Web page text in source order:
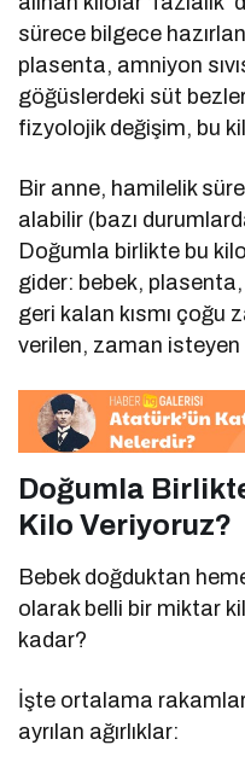
sürece bilgece
plasenta, amniyon
göğüslerdeki süt
fizyolojik değişim, bu
Bir anne, hamilelik
alabilir (bazı
Doğumla birlikte bu
gider: bebek, plasenta,
geri kalan kısmı çoğu
verilen, zaman isteyen
Doğumla
Kilo Veriyoruz?
Bebek doğduktan
olarak belli bir miktar
kadar?
İşte ortalama
ayrılan ağırlıklar: